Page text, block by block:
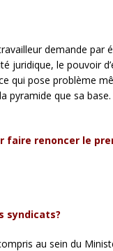
demande par
juridique, le pouvoir
qui pose problème
pyramide que sa
faire renoncer le
syndicats?
au sein du